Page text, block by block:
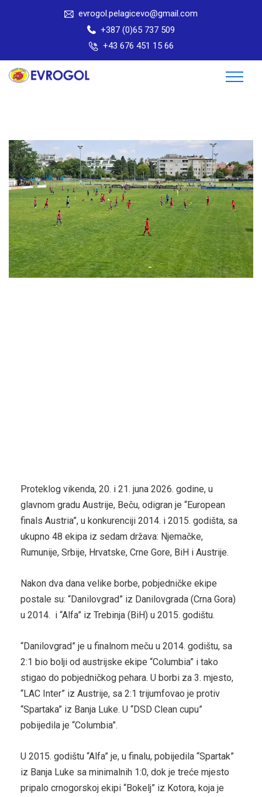
evrogol.pelagicevo@gmail.com
+387 (0)65 737 509
+43 676 451 15 66
Proteklog vikenda, 20. i 21. juna 2026. godine, u
glavnom gradu Austrije, Beču, odigran je “European
finals Austria”, u konkurenciji 2014. i 2015. godišta, sa
ukupno 48 ekipa iz sedam država: Njemačke,
Rumunije, Srbije, Hrvatske, Crne Gore, BiH i Austrije.
Nakon dva dana velike borbe, pobjedničke ekipe
postale su: “Danilovgrad” iz Danilovgrada (Crna Gora)
u 2014. i “Alfa” iz Trebinja (BiH) u 2015. godištu.
“Danilovgrad” je u finalnom meču u 2014. godištu, sa
2:1 bio bolji od austrijske ekipe “Columbia” i tako
stigao do pobjedničkog pehara. U borbi za 3. mjesto,
“LAC Inter” iz Austrije, sa 2:1 trijumfovao je protiv
“Spartaka” iz Banja Luke. U “DSD Clean cupu”
pobijedila je “Columbia”.
U 2015. godištu “Alfa” je, u finalu, pobijedila “Spartak”
iz Banja Luke sa minimalnih 1:0, dok je treće mjesto
pripalo crnogorskoj ekipi “Bokelj” iz Kotora, koja je